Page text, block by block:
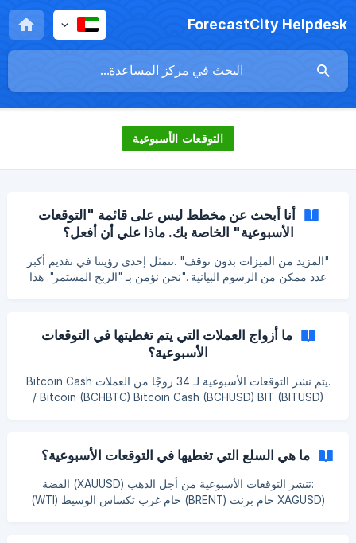
ForecastCity Helpdesk
التوقعات الأسبوعية
أنا أبحث عن مخطط ليس على قائمة "التوقعات
الأسبوعية" الخاصة بك. ماذا علي أن أفعل؟
"المزيد من الميزات بدون توقف" .تتمثل إحدى رؤيتنا في تقديم أكبر
عدد ممكن من الرسوم البيانية ."نحن نؤمن بـ "الربح المستمر". هذا
مدرجة في قائمة "التوقعات الأسبوعية"، يمكنك إرسال طلب إلينا
لإضافتها .أيضا، الأولوية هي مع الرسوم البيانية الأكثر طلبا والمفضلة
ما أزواج العملات التي يتم تغطيتها في التوقعات
الأسبوعية؟
.يتم نشر التوقعات الأسبوعية لـ 34 زوجًا من العملات Bitcoin Cash
/ Bitcoin (BCHBTC) Bitcoin Cash (BCHUSD) BIT (BITUSD)
(EDOUSD) EOS / BIT (EOSBIT) EOS (EOSUSD) Ethereum /
Bitcoin (ETHBTC) Ethereum / Euro (ETHEUR) Ethereum
(ETHUSD) ETP / BIT (ETPBIT) ETP (ETPUSD) IOTA / BIT
(IOTABIT) IOTA (IOTAUSD) Litecoin / Bitcoin (LTCBTC)
Litecoin / Euro (LTCEUR)
ما هي السلع التي تغطيها في التوقعات الأسبوعية؟
:تنشر التوقعات الأسبوعية من أجل الذهب (XAUUSD) الفضة
(XAGUSD خام برنت (BRENT) خام غرب تكساس الوسيط (WTI)